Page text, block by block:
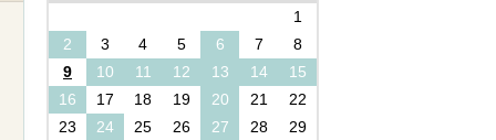
1
2
3 4 5 6 7
8
9
10 11 12 13 14
15
16
17 18 19 20 21
22
23
24 25 26 27 28
29